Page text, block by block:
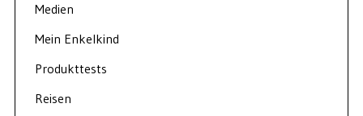
Medien
Mein Enkelkind
Produkttests
Reisen